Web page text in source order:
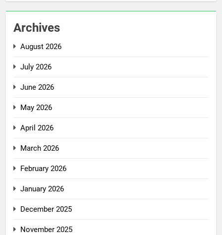
Archives
August 2026
July 2026
June 2026
May 2026
April 2026
March 2026
February 2026
January 2026
December 2025
November 2025